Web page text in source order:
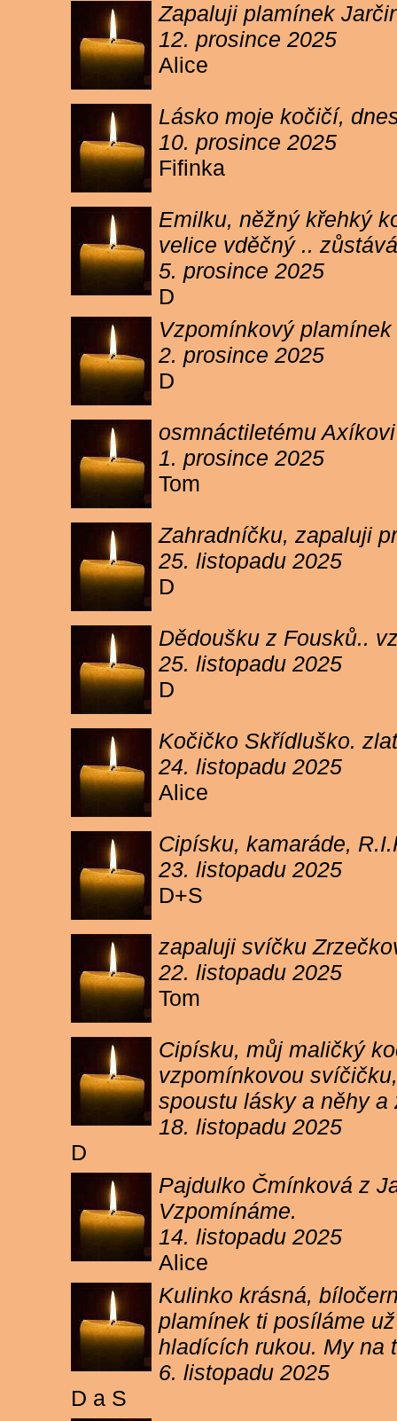
Zapaluji plamínek
12. prosince 2025
Alice
Lásko moje kočičí,
10. prosince 2025
Fifinka
Emilku, něžný křehký
velice vděčný ..
5. prosince 2025
D
Vzpomínkový
2. prosince 2025
D
osmnáctiletému
1. prosince 2025
Tom
Zahradníčku, zapaluji
25. listopadu 2025
D
Dědoušku z Fousků..
25. listopadu 2025
D
Kočičko Skřídluško.
24. listopadu 2025
Alice
Cipísku, kamaráde,
23. listopadu 2025
D+S
zapaluji svíčku
22. listopadu 2025
Tom
Cipísku, můj maličký
vzpomínkovou
spoustu lásky a něhy
18. listopadu 2025
D
Pajdulko Čmínková z
Vzpomínáme.
14. listopadu 2025
Alice
Kulinko krásná,
plamínek ti posíláme
hladících rukou. My na
6. listopadu 2025
D a S